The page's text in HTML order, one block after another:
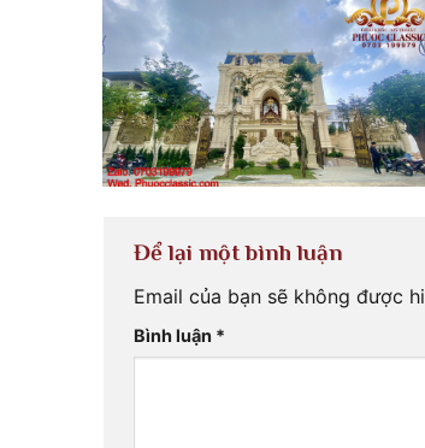
Để lại một bình luận
Email của bạn sẽ không được
Bình luận *